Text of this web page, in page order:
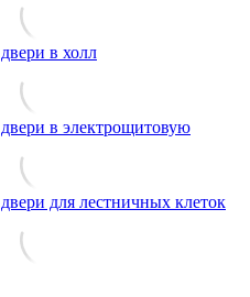
в холл
в электрощитовую
для лестничных клеток